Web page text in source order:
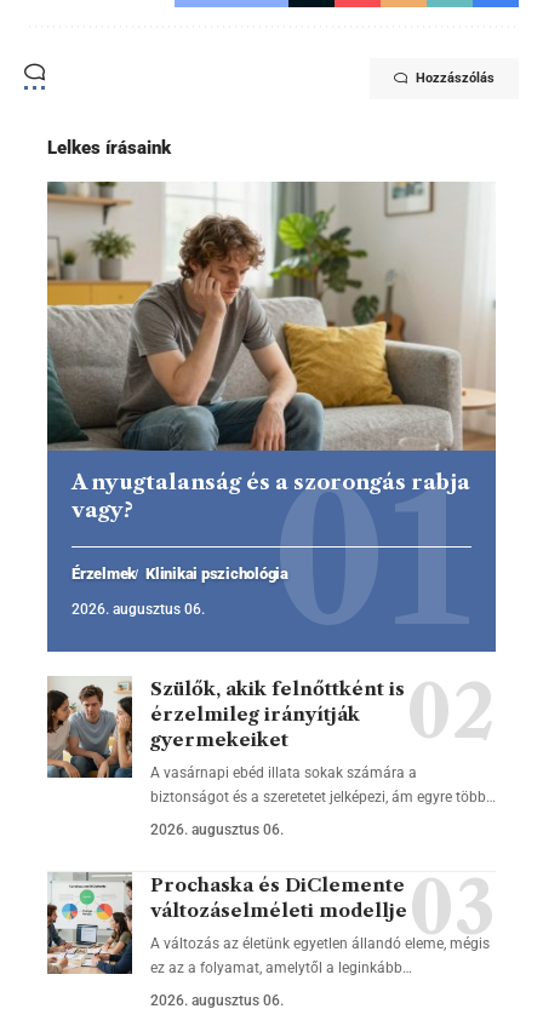
Hozzászólás
Lelkes írásaink
A nyugtalanság és a szorongás rabja
vagy?
Érzelmek Klinikai pszichológia
2026. augusztus 06.
Szülők, akik felnőttként is
érzelmileg irányítják
gyermekeiket
A vasárnapi ebéd illata sokak számára a
biztonságot és a szeretetet jelképezi, ám egyre több…
2026. augusztus 06.
Prochaska és DiClemente
változáselméleti modellje
A változás az életünk egyetlen állandó eleme, mégis
ez az a folyamat, amelytől a leginkább…
2026. augusztus 06.